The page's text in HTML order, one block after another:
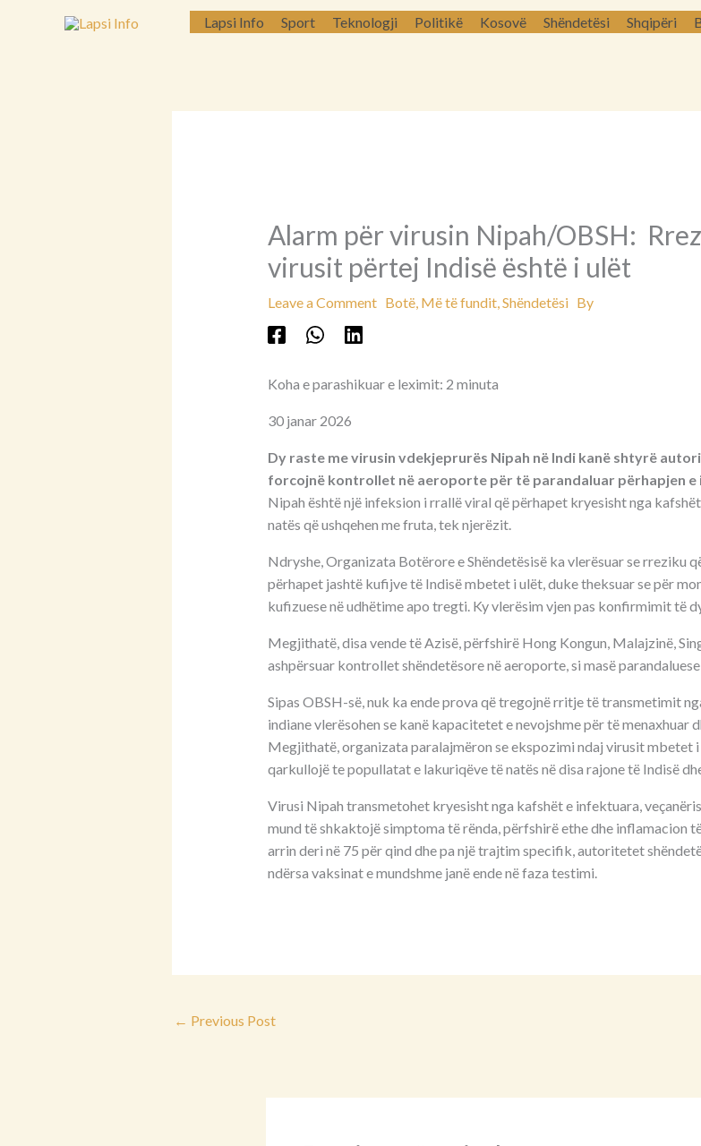
Lapsi Info Sport Teknologji Politikë Kosovë Shëndetësi Shqipëri
Alarm për virusin Nipah/OBSH:
virusit përtej Indisë është i ulët
Leave a Comment Botë, Më të fundit,ShëndetësiBy
Koha e parashikuar e leximit: 2 minuta
30 janar 2026
Dy raste me virusin vdekjeprurës Nipah në Indi kanë shtyrë
forcojnë kontrollet në aeroporte për të parandaluar përhapjen
Nipah është një infeksion i rrallë viral që përhapet kryesisht nga
natës që ushqehen me fruta, tek njerëzit.
Ndryshe, Organizata Botërore e Shëndetësisë ka vlerësuar se rreziku
përhapet jashtë kufijve të Indisë mbetet i ulët, duke theksuar se për
kufizuese në udhëtime apo tregti. Ky vlerësim vjen pas konfirmimit të
Megjithatë, disa vende të Azisë, përfshirë Hong Kongun, Malajzinë,
ashpërsuar kontrollet shëndetësore në aeroporte, si masë
Sipas OBSH-së, nuk ka ende prova që tregojnë rritje të transmetimit
indiane vlerësohen se kanë kapacitetet e nevojshme për të menaxhuar
Megjithatë, organizata paralajmëron se ekspozimi ndaj virusit mbetet i
qarkullojë te popullatat e lakuriqëve të natës në disa rajone të Indisë
Virusi Nipah transmetohet kryesisht nga kafshët e infektuara,
mund të shkaktojë simptoma të rënda, përfshirë ethe dhe inflamacion
arrin deri në 75 për qind dhe pa një trajtim specifik, autoritetet
ndërsa vaksinat e mundshme janë ende në faza testimi.
← Previous Post